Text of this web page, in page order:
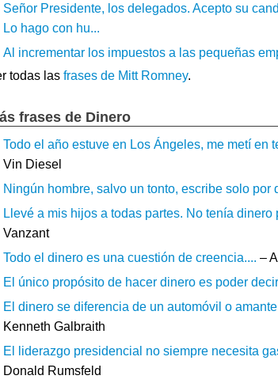
Señor Presidente, los delegados. Acepto su
Lo hago con hu...
Al incrementar los impuestos a las pequeñas
todas las frases de Mitt Romney.
frases de Dinero
Todo el año estuve en Los Ángeles, me metí en
Vin Diesel
Ningún hombre, salvo un tonto, escribe solo por
Llevé a mis hijos a todas partes. No tenía
Vanzant
Todo el dinero es una cuestión de creencia.... –
El único propósito de hacer dinero es poder
El dinero se diferencia de un automóvil o
Kenneth Galbraith
El liderazgo presidencial no siempre necesita
Donald Rumsfeld